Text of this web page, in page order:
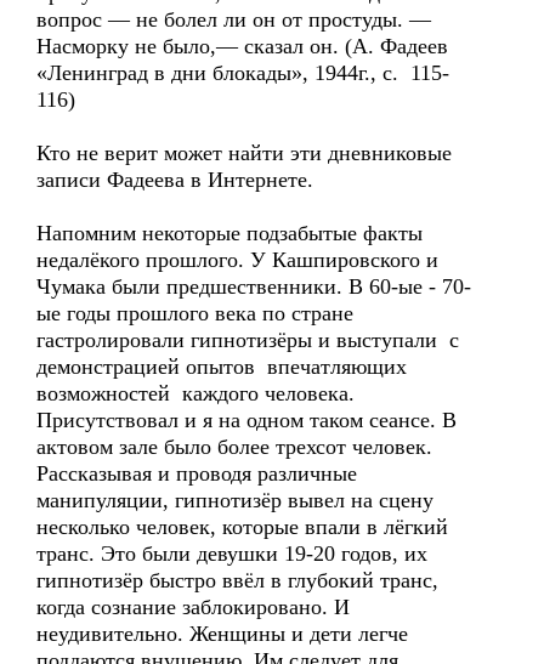
вопрос — не болел ли он от простуды. —
Насморку не было,— сказал он. (А. Фадеев
«Ленинград в дни блокады», 1944г., с. 115-
116)
Кто не верит может найти эти дневниковые
записи Фадеева в Интернете.
Напомним некоторые подзабытые факты
недалёкого прошлого. У Кашпировского и
Чумака были предшественники. В 60-ые - 70-
ые годы прошлого века по стране
гастролировали гипнотизёры и выступали с
демонстрацией опытов впечатляющих
возможностей каждого человека.
Присутствовал и я на одном таком сеансе. В
актовом зале было более трехсот человек.
Рассказывая и проводя различные
манипуляции, гипнотизёр вывел на сцену
несколько человек, которые впали в лёгкий
транс. Это были девушки 19-20 годов, их
гипнотизёр быстро ввёл в глубокий транс,
когда сознание заблокировано. И
неудивительно. Женщины и дети легче